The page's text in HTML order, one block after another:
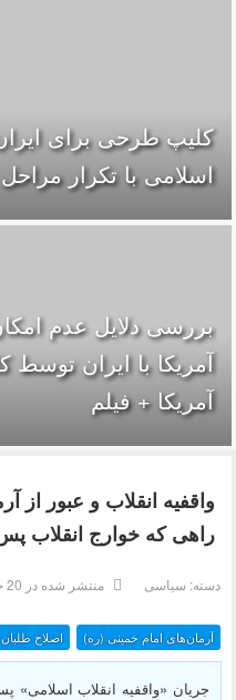
کلیپ طرحی برای
اسلامی با تکرار
بررسی دلایل عدم
آمریکا با ایران
آمریکا + فیلم
واقفیه‌ انقلاب و عبور از
راهی که خوارج انقلاب پس
دسته: سیاسی منتشر شده در 20 خرداد 1394
آرمان‌های امام خمینی (ره) اصلاح طلبان
جریان «واقفیه‌ انقلاب اسلامی»